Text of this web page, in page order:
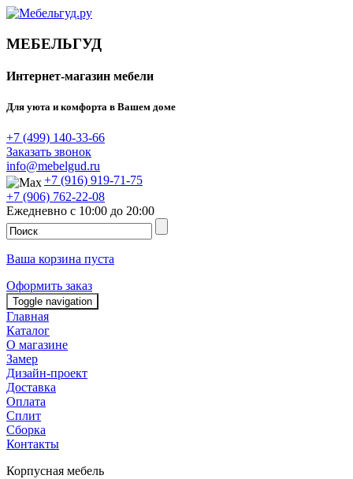
МЕБЕЛЬГУД
Интернет-магазин мебели
Для уюта и комфорта в Вашем доме
+7 (499) 140-33-66
Заказать звонок
info@mebelgud.ru
+7 (916) 919-71-75
+7 (906) 762-22-08
Ежедневно с 10:00 до 20:00
Ваша корзина пуста
Оформить заказ
Toggle navigation
Главная
Каталог
О магазине
Замер
Дизайн-проект
Доставка
Оплата
Сплит
Сборка
Контакты
Корпусная мебель